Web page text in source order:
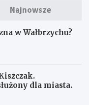
Najnowsze
w Wałbrzychu?
dla miasta.